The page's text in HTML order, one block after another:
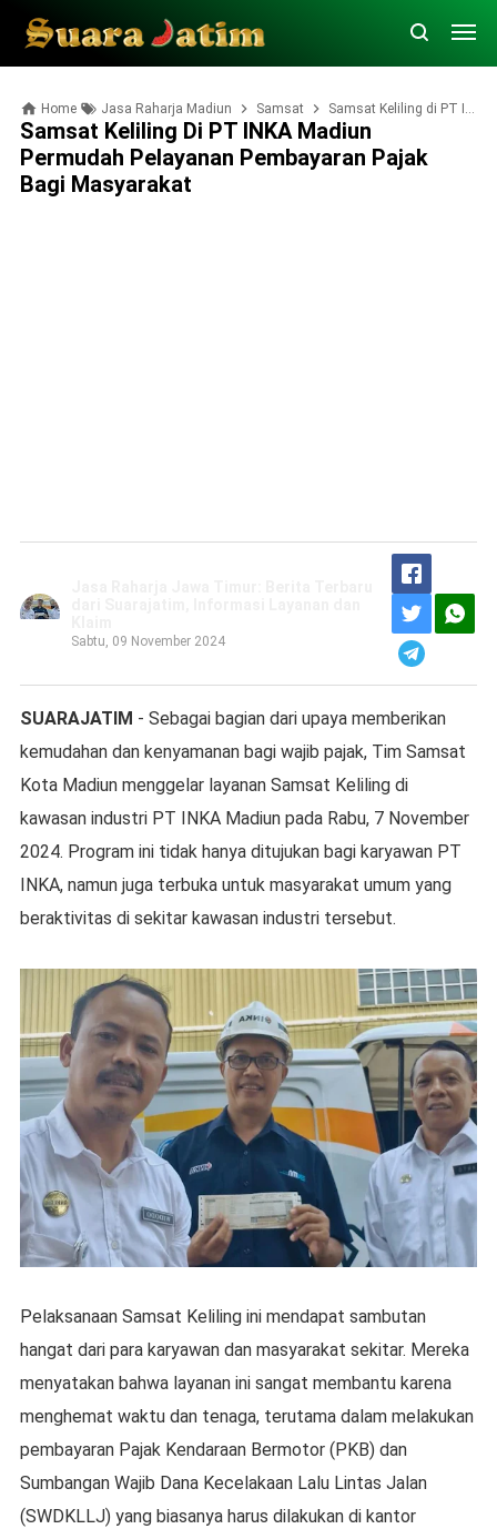
Home Jasa Raharja Madiun Samsat Samsat Keliling di PT INKA Madiun Permudah Pelayanan Pembayaran Pajak bagi Masyarakat
Samsat Keliling Di PT INKA Madiun
Permudah Pelayanan Pembayaran Pajak
Bagi Masyarakat
Sabtu, 09 November 2024
SUARAJATIM - Sebagai bagian dari upaya memberikan
kemudahan dan kenyamanan bagi wajib pajak, Tim Samsat
Kota Madiun menggelar layanan Samsat Keliling di
kawasan industri PT INKA Madiun pada Rabu, 7 November
2024. Program ini tidak hanya ditujukan bagi karyawan PT
INKA, namun juga terbuka untuk masyarakat umum yang
beraktivitas di sekitar kawasan industri tersebut.
Pelaksanaan Samsat Keliling ini mendapat sambutan
hangat dari para karyawan dan masyarakat sekitar. Mereka
menyatakan bahwa layanan ini sangat membantu karena
menghemat waktu dan tenaga, terutama dalam melakukan
pembayaran Pajak Kendaraan Bermotor (PKB) dan
Sumbangan Wajib Dana Kecelakaan Lalu Lintas Jalan
(SWDKLLJ) yang biasanya harus dilakukan di kantor